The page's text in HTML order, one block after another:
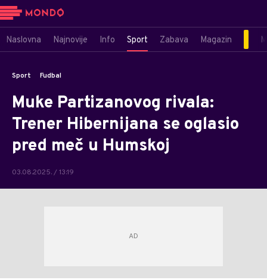
Naslovna Najnovije Info Sport Zabava Magazin
Sport Fudbal
Muke Partizanovog rivala:
Trener Hibernijana se oglasio
pred meč u Humskoj
03.08.2025. / 13:19